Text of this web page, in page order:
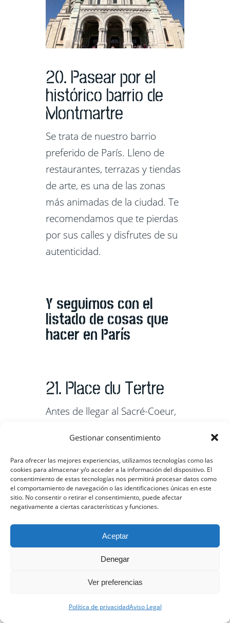
Gestionar consentimiento
Para ofrecer las mejores experiencias, utilizamos tecnologías como las
cookies para almacenar y/o acceder a la información del dispositivo. El
consentimiento de estas tecnologías nos permitirá procesar datos como
el comportamiento de navegación o las identificaciones únicas en este
sitio. No consentir o retirar el consentimiento, puede afectar
negativamente a ciertas características y funciones.
Aceptar
Denegar
Ver preferencias
Política de privacidadAviso Legal
20. Pasear por el
histórico barrio de
Montmartre
Se trata de nuestro barrio
preferido de París. Lleno de
restaurantes, terrazas y tiendas
de arte, es una de las zonas
más animadas de la ciudad. Te
recomendamos que te pierdas
por sus calles y disfrutes de su
autenticidad.
Y seguimos con el
listado de cosas que
hacer en París
21. Place du Tertre
Antes de llegar al Sacré-Coeur,
en una de las múltiples terrazas
de esta plaza. Aquí es muy
típico hacerse un retrato, y
verás que mucha gente se los
hace.
22. Observar el muro
de Je t’aime
Este muro se ha hecho famoso
él podrás ver escrito “te quiero”